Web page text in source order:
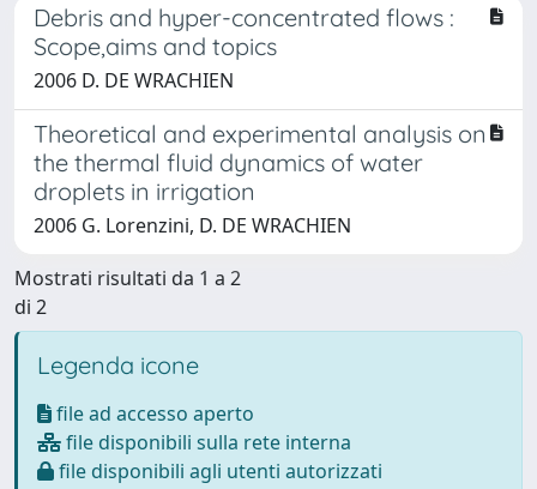
Debris and hyper-concentrated flows :
Scope,aims and topics
2006 D. DE WRACHIEN
Theoretical and experimental analysis on
the thermal fluid dynamics of water
droplets in irrigation
2006 G. Lorenzini, D. DE WRACHIEN
Mostrati risultati da 1 a 2
di 2
Legenda icone
file ad accesso aperto
file disponibili sulla rete interna
file disponibili agli utenti autorizzati